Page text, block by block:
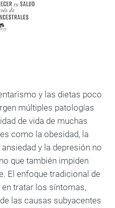
y las dietas poco
múltiples patologías
de vida de muchas
como la obesidad, la
y la depresión no
que también impiden
El enfoque tradicional de
en tratar los síntomas,
las causas subyacentes